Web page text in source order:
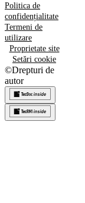
Politica de
confidențialitate
Termeni de
utilizare
Proprietate site
Setări cookie
©Drepturi de
autor